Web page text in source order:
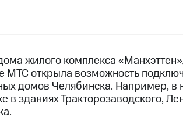
жилого комплекса
МТС открыла возможность
домов Челябинска. Например, в
зданиях Тракторозаводского,